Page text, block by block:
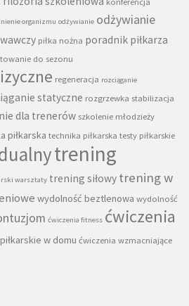
organizmu odżywianie odżywianie
piłka nożna poradnik piłkarza
do sezonu
regeneracja rozciąganie
statyczne rozgrzewka stabilizacja
dla trenerów szkolenie młodzieży
piłkarska technika piłkarska testy piłkarskie
trening
warsztaty trening siłowy trening w
wydolność beztlenowa wydolność
ćwiczenia fitness ćwiczenia
w domu ćwiczenia wzmacniające